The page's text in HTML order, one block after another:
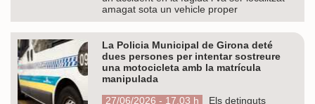
amagat sota un vehicle proper
La Policia Municipal de Girona deté
dues persones per intentar sostreure
una motocicleta amb la matrícula
manipulada
27/06/2026 - 17.03 h
Els detinguts